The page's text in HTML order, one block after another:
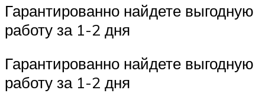
Гарантированно найдете выгодную
работу за 1-2 дня
Гарантированно найдете выгодную
работу за 1-2 дня